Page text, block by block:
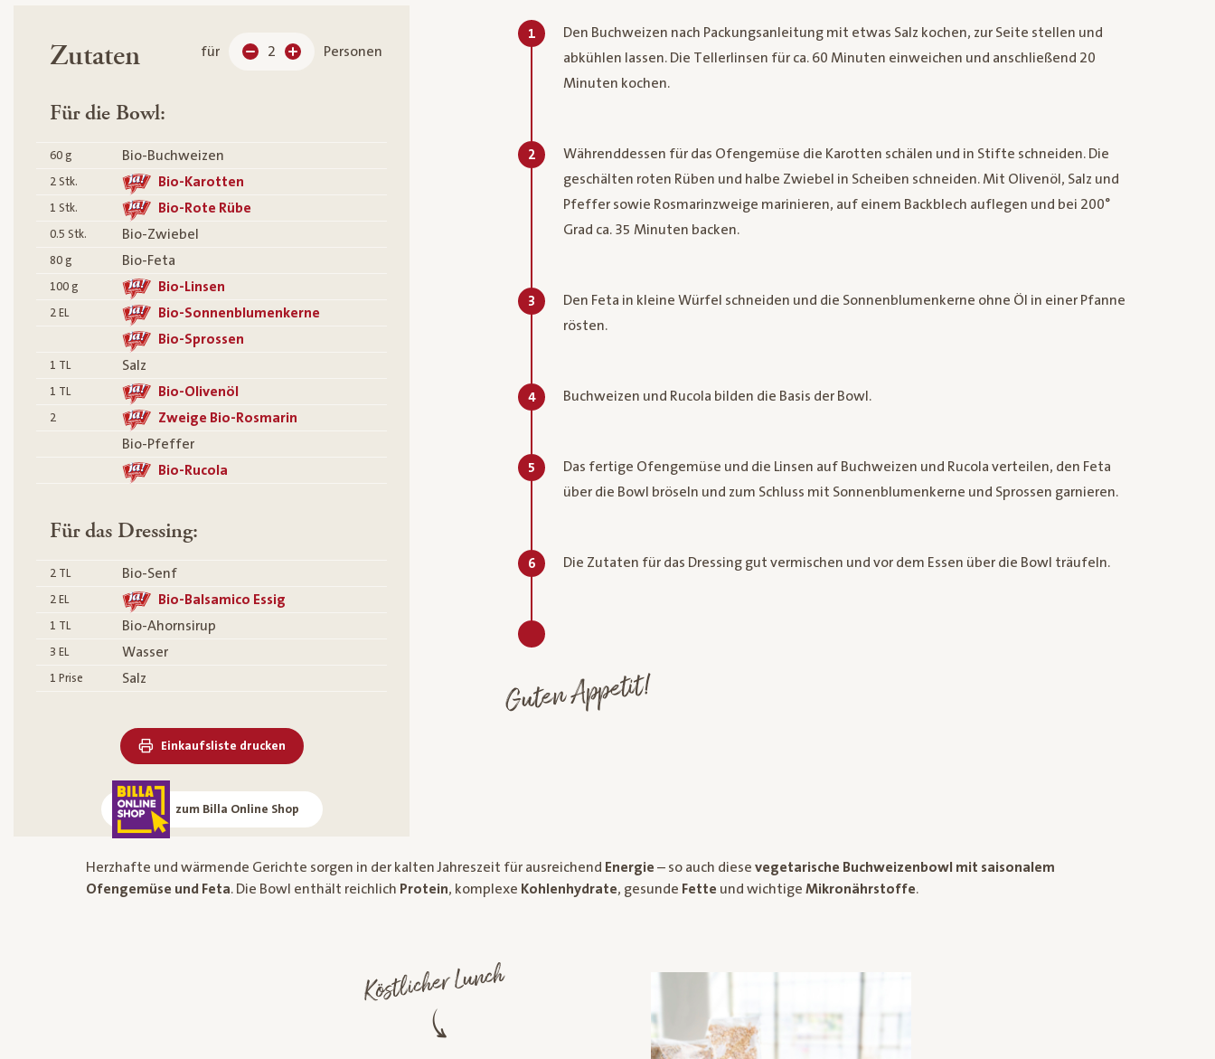
Zutaten für 2 Personen
Für die Bowl:
60 g Bio-Buchweizen
2 Stk. Bio-Karotten
1 Stk. Bio-Rote Rübe
0.5 Stk. Bio-Zwiebel
80 g Bio-Feta
100 g Bio-Linsen
2 EL
Bio-Sonnenblumenkerne
Bio-Sprossen
1 TL Salz
1 TL Bio-Olivenöl
2
Zweige Bio-Rosmarin
Bio-Pfeffer
Bio-Rucola
Für das Dressing:
2 TL Bio-Senf
2 EL Bio-Balsamico Essig
1 TL Bio-Ahornsirup
3 EL Wasser
1 Prise Salz
Einkaufsliste drucken
zum Billa Online Shop
1
Den Buchweizen nach Packungsanleitung mit etwas Salz kochen, zur Seite stellen und
abkühlen lassen. Die Tellerlinsen für ca. 60 Minuten einweichen und anschließend 20
Minuten kochen.
2
Währenddessen für das Ofengemüse die Karotten schälen und in Stifte schneiden. Die
geschälten roten Rüben und halbe Zwiebel in Scheiben schneiden. Mit Olivenöl, Salz und
Pfeffer sowie Rosmarinzweige marinieren, auf einem Backblech auflegen und bei 200°
Grad ca. 35 Minuten backen.
3
Den Feta in kleine Würfel schneiden und die Sonnenblumenkerne ohne Öl in einer Pfanne
rösten.
4 Buchweizen und Rucola bilden die Basis der Bowl.
5
Das fertige Ofengemüse und die Linsen auf Buchweizen und Rucola verteilen, den Feta
über die Bowl bröseln und zum Schluss mit Sonnenblumenkerne und Sprossen garnieren.
6 Die Zutaten für das Dressing gut vermischen und vor dem Essen über die Bowl träufeln.
Guten Appetit!
Herzhafte und wärmende Gerichte sorgen in der kalten Jahreszeit für ausreichend Energie – so auch diese vegetarische Buchweizenbowl mit saisonalem
Ofengemüse und Feta. Die Bowl enthält reichlich Protein, komplexe Kohlenhydrate, gesunde Fette und wichtige Mikronährstoffe.
Köstlicher Lunch